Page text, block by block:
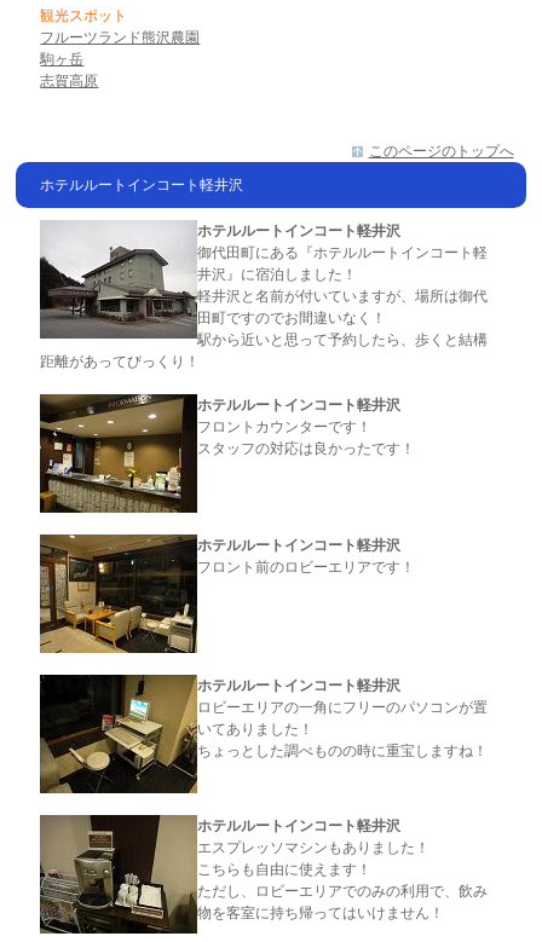
観光スポット
フルーツランド熊沢農園
駒ヶ岳
志賀高原
このページのトップへ
ホテルルートインコート軽井沢
ホテルルートインコート軽井沢
御代田町にある『ホテルルートインコート軽
井沢』に宿泊しました！
軽井沢と名前が付いていますが、場所は御代
田町ですのでお間違いなく！
駅から近いと思って予約したら、歩くと結構
距離があってびっくり！
ホテルルートインコート軽井沢
フロントカウンターです！
スタッフの対応は良かったです！
ホテルルートインコート軽井沢
フロント前のロビーエリアです！
ホテルルートインコート軽井沢
ロビーエリアの一角にフリーのパソコンが置
いてありました！
ちょっとした調べものの時に重宝しますね！
ホテルルートインコート軽井沢
エスプレッソマシンもありました！
こちらも自由に使えます！
ただし、ロビーエリアでのみの利用で、飲み
物を客室に持ち帰ってはいけません！